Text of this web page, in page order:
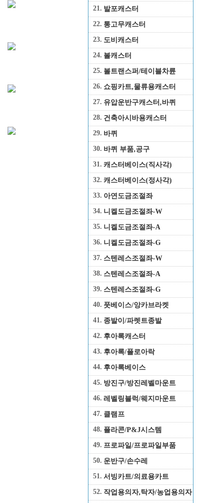
21. 발포캐스터
22. 통고무캐스터
23. 도비캐스터
24. 볼캐스터
25. 볼트랜스퍼/테이블차륜
26. 쇼핑카트,물류용캐스터
27. 유압운반구캐스터,바퀴
28. 건축아시바용캐스터
29. 바퀴
30. 바퀴 부품,공구
31. 캐스터베이스(직사각)
32. 캐스터베이스(정사각)
33. 아연도금조절좌
34. 니켈도금조절좌-W
35. 니켈도금조절좌-A
36. 니켈도금조절좌-G
37. 스텐레스조절좌-W
38. 스텐레스조절좌-A
39. 스텐레스조절좌-G
40. 풋베이스/앙카브라켓
41. 종발이/파렛트종발
42. 후아록캐스터
43. 후아록/플로아락
44. 후아록베이스
45. 방진구/방진레벨마운트
46. 레벨링블럭/웨지마운트
47. 클램프
48. 플라콘/P&J시스템
49. 프로파일/프로파일부품
50. 운반구/손수레
51. 서빙카트/의료용카트
52. 작업용의자,탁자/농업용의자